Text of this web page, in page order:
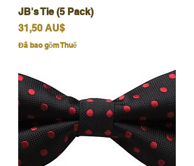
JB's Tie (5 Pack)
Giá
31,50 AU$
Đã bao gồm Thuế